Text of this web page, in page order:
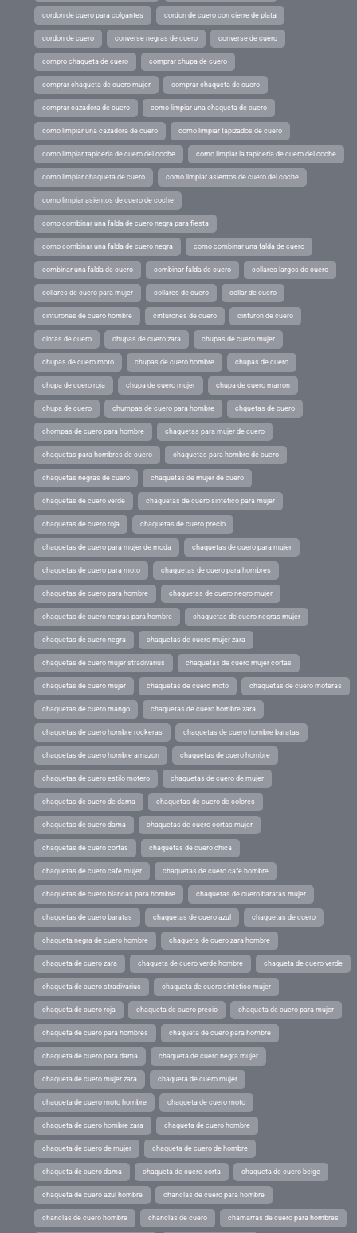
cordon de cuero para colgantes cordon de cuero con cierre de plata
cordon de cuero converse negras de cuero converse de cuero
compro chaqueta de cuero comprar chupa de cuero
comprar chaqueta de cuero mujer comprar chaqueta de cuero
comprar cazadora de cuero como limpiar una chaqueta de cuero
como limpiar una cazadora de cuero como limpiar tapizados de cuero
como limpiar tapiceria de cuero del coche como limpiar la tapiceria de cuero del coche
como limpiar chaqueta de cuero como limpiar asientos de cuero del coche
como limpiar asientos de cuero de coche
como combinar una falda de cuero negra para fiesta
como combinar una falda de cuero negra como combinar una falda de cuero
combinar una falda de cuero combinar falda de cuero collares largos de cuero
collares de cuero para mujer collares de cuero collar de cuero
cinturones de cuero hombre cinturones de cuero cinturon de cuero
cintas de cuero chupas de cuero zara chupas de cuero mujer
chupas de cuero moto chupas de cuero hombre chupas de cuero
chupa de cuero roja chupa de cuero mujer chupa de cuero marron
chupa de cuero chumpas de cuero para hombre chquetas de cuero
chompas de cuero para hombre chaquetas para mujer de cuero
chaquetas para hombres de cuero chaquetas para hombre de cuero
chaquetas negras de cuero chaquetas de mujer de cuero
chaquetas de cuero verde chaquetas de cuero sintetico para mujer
chaquetas de cuero roja chaquetas de cuero precio
chaquetas de cuero para mujer de moda chaquetas de cuero para mujer
chaquetas de cuero para moto chaquetas de cuero para hombres
chaquetas de cuero para hombre chaquetas de cuero negro mujer
chaquetas de cuero negras para hombre chaquetas de cuero negras mujer
chaquetas de cuero negra chaquetas de cuero mujer zara
chaquetas de cuero mujer stradivarius chaquetas de cuero mujer cortas
chaquetas de cuero mujer chaquetas de cuero moto chaquetas de cuero moteras
chaquetas de cuero mango chaquetas de cuero hombre zara
chaquetas de cuero hombre rockeras chaquetas de cuero hombre baratas
chaquetas de cuero hombre amazon chaquetas de cuero hombre
chaquetas de cuero estilo motero chaquetas de cuero de mujer
chaquetas de cuero de dama chaquetas de cuero de colores
chaquetas de cuero dama chaquetas de cuero cortas mujer
chaquetas de cuero cortas chaquetas de cuero chica
chaquetas de cuero cafe mujer chaquetas de cuero cafe hombre
chaquetas de cuero blancas para hombre chaquetas de cuero baratas mujer
chaquetas de cuero baratas chaquetas de cuero azul chaquetas de cuero
chaqueta negra de cuero hombre chaqueta de cuero zara hombre
chaqueta de cuero zara chaqueta de cuero verde hombre chaqueta de cuero verde
chaqueta de cuero stradivarius chaqueta de cuero sintetico mujer
chaqueta de cuero roja chaqueta de cuero precio chaqueta de cuero para mujer
chaqueta de cuero para hombres chaqueta de cuero para hombre
chaqueta de cuero para dama chaqueta de cuero negra mujer
chaqueta de cuero mujer zara chaqueta de cuero mujer
chaqueta de cuero moto hombre chaqueta de cuero moto
chaqueta de cuero hombre zara chaqueta de cuero hombre
chaqueta de cuero de mujer chaqueta de cuero de hombre
chaqueta de cuero dama chaqueta de cuero corta chaqueta de cuero beige
chaqueta de cuero azul hombre chanclas de cuero para hombre
chanclas de cuero hombre chanclas de cuero chamarras de cuero para hombres